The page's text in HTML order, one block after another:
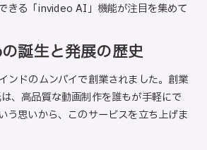
きる「invideo AI」機能が注目を集めて
誕生と発展の歴史
ドのムンバイで創業されました。創業
、高品質な動画制作を誰もが手軽にで
う思いから、このサービスを立ち上げま